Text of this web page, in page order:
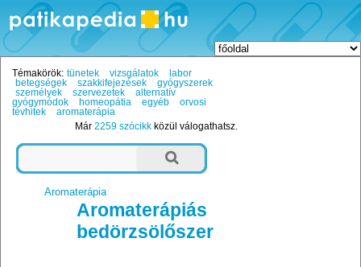
Témakörök: tünetek vizsgálatok
labor
betegségek
szakkifejezések
gyógyszerek
személyek
szervezetek
alternatív
gyógymódok
homeopátia egyéb
orvosi
tévhitek
aromaterápia
Már2259 szócikk közül válogathatsz.
Aromaterápia
Aromaterápiás
bedörzsölőszer